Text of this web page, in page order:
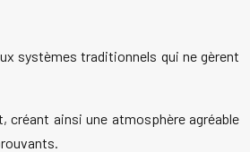
systèmes traditionnels qui ne gèrent
créant ainsi une atmosphère agréable